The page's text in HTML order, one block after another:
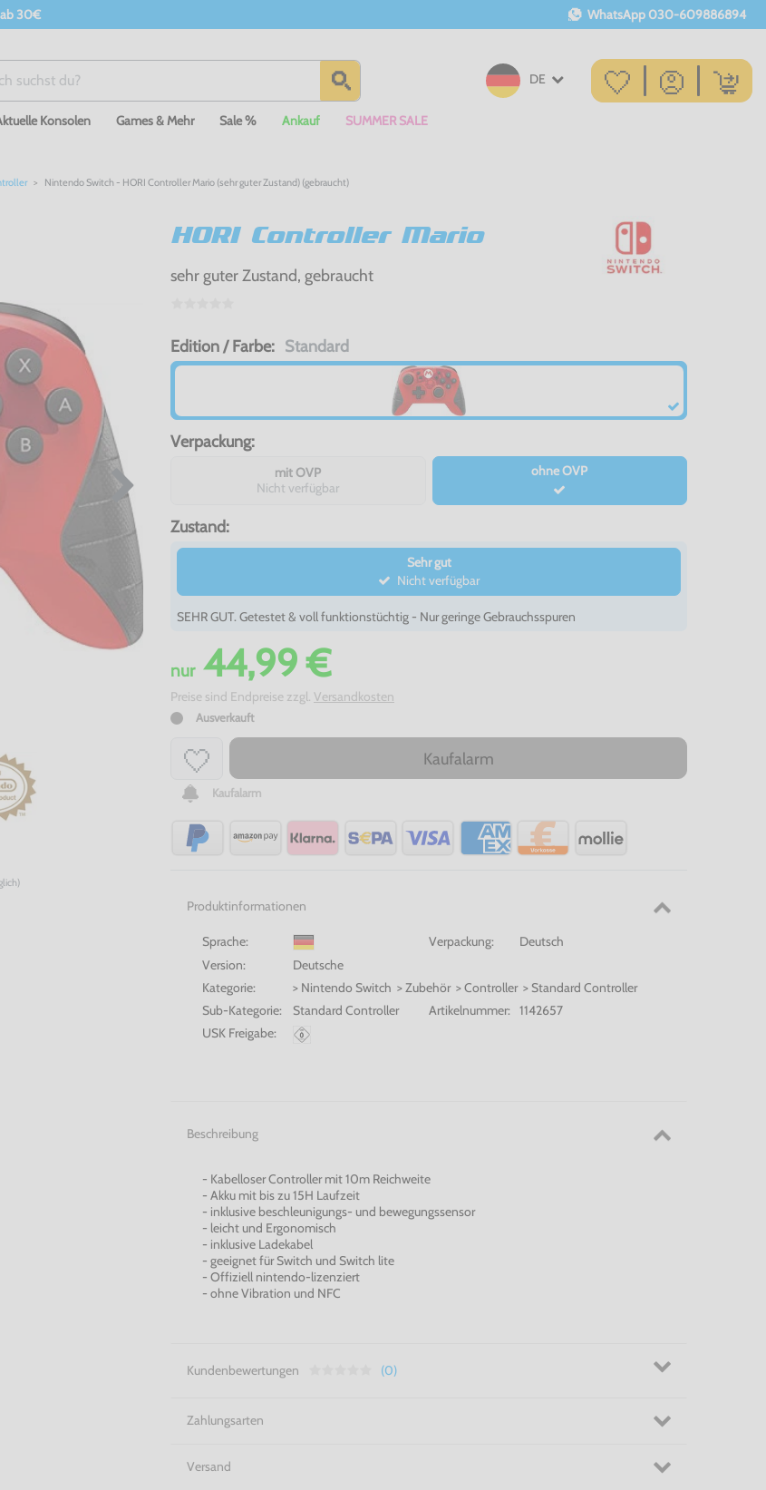
ab 30€ WhatsApp 030-609886894
DE
Konsolen Games & Mehr Sale % Ankauf SUMMER SALE
Nintendo Switch - HORI Controller Mario (sehr guter Zustand) (gebraucht)
HORI Controller Mario
sehr guter Zustand, gebraucht
Edition / Farbe: Standard
Verpackung:
mit OVP
Nicht verfügbar
ohne OVP
Zustand:
Sehr gut
Nicht verfügbar
SEHR GUT. Getestet & voll funktionstüchtig - Nur geringe Gebrauchsspuren
nur44,99 €
Preise sind Endpreise zzgl. Versandkosten
Ausverkauft
Kaufalarm
Kaufalarm
Produktinformationen
Sprache: Verpackung:
Deutsch
Version:
Deutsche
Kategorie:
> Nintendo Switch > Zubehör > Controller > Standard Controller
Sub-Kategorie:
Standard Controller Artikelnummer:
1142657
USK Freigabe:
Beschreibung
- Kabelloser Controller mit 10m Reichweite
- Akku mit bis zu 15H Laufzeit
- inklusive beschleunigungs- und bewegungssensor
- leicht und Ergonomisch
- inklusive Ladekabel
- geeignet für Switch und Switch lite
- Offiziell nintendo-lizenziert
- ohne Vibration und NFC
Kundenbewertungen (0)
Zahlungsarten
Versand